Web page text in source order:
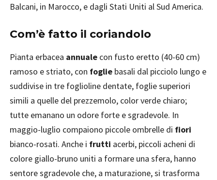
Balcani, in Marocco, e dagli Stati Uniti al Sud America.
Com’è fatto il coriandolo
Pianta erbacea annuale con fusto eretto (40-60 cm)
ramoso e striato, con foglie basali dal picciolo lungo e
suddivise in tre foglioline dentate, foglie superiori
simili a quelle del prezzemolo, color verde chiaro;
tutte emanano un odore forte e sgradevole. In
maggio-luglio compaiono piccole ombrelle di fiori
bianco-rosati. Anche i frutti acerbi, piccoli acheni di
colore giallo-bruno uniti a formare una sfera, hanno
sentore sgradevole che, a maturazione, si trasforma